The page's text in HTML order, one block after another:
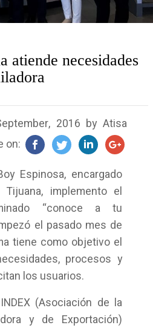
atiende necesidades
2016 by Atisa
on:
Espinosa, encargado
implemento el
“conoce a tu
el pasado mes de
tiene como objetivo el
procesos y
los usuarios.
(Asociación de la
y de Exportación)